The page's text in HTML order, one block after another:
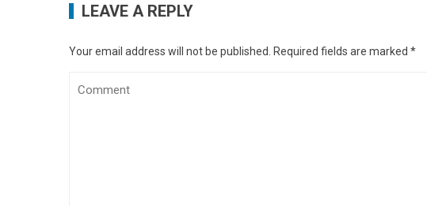
LEAVE A REPLY
Your email address will not be published. Required fields are marked *